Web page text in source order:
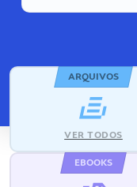
ARQUIVOS
VER TODOS
EBOOKS